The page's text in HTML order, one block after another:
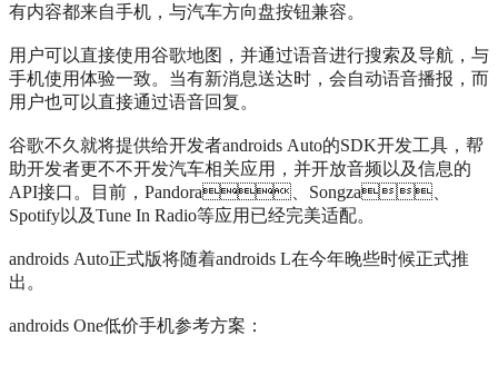
有内容都来自手机，与汽车方向盘按钮兼容。
用户可以直接使用谷歌地图，并通过语音进行搜索及导航，与
手机使用体验一致。当有新消息送达时，会自动语音播报，而
用户也可以直接通过语音回复。
谷歌不久就将提供给开发者androids Auto的SDK开发工具，帮
助开发者更不不开发汽车相关应用，并开放音频以及信息的
API接口。目前，Pandora、Songza、
Spotify以及Tune In Radio等应用已经完美适配。
androids Auto正式版将随着androids L在今年晚些时候正式推
出。
androids One低价手机参考方案：